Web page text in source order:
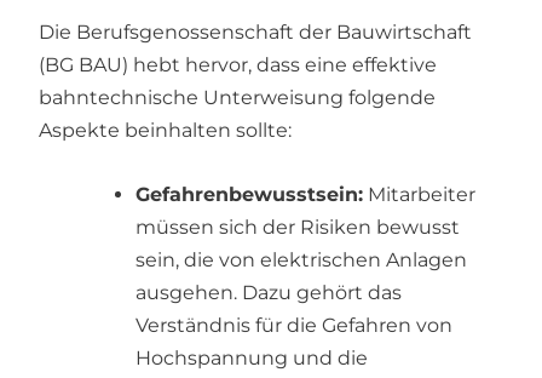
Die Berufsgenossenschaft der Bauwirtschaft
(BG BAU) hebt hervor, dass eine effektive
bahntechnische Unterweisung folgende
Aspekte beinhalten sollte:
Gefahrenbewusstsein: Mitarbeiter
müssen sich der Risiken bewusst
sein, die von elektrischen Anlagen
ausgehen. Dazu gehört das
Verständnis für die Gefahren von
Hochspannung und die